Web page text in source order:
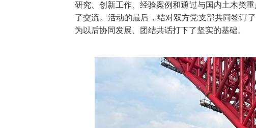
研究、创新工作、经验案例和通过与国内土木类
了交流。活动的最后，结对双方党支部共同签订
为以后协同发展、团结共话打下了坚实的基础。